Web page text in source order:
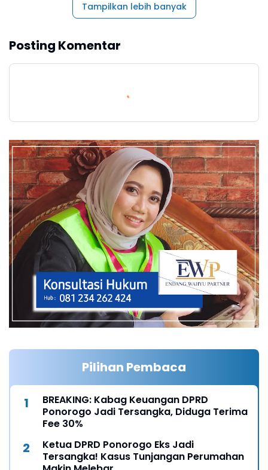
Tampilkan lebih banyak
Posting Komentar
Pilihan Pembaca
BREAKING: Kabag Keuangan DPRD
Ponorogo Jadi Tersangka, Diduga Terima
Fee 30%
Ketua DPRD Ponorogo Eks Jadi
Tersangka! Kasus Tunjangan Perumahan